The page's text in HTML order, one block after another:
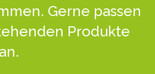
Gerne passen
Produkte